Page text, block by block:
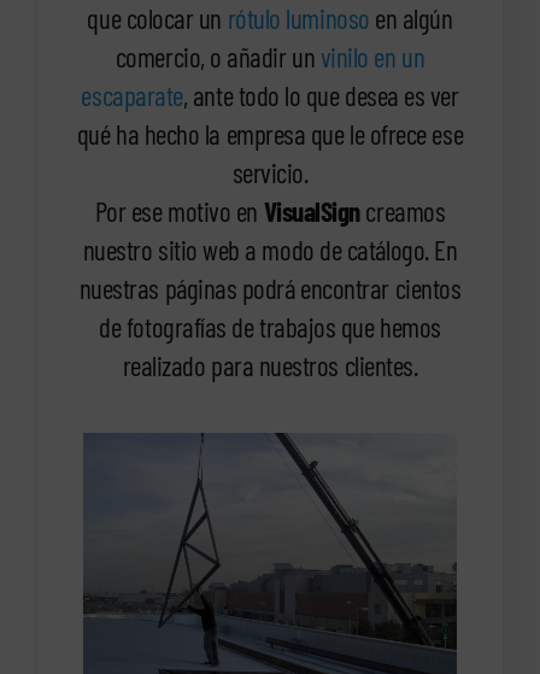
que colocar un rótulo luminoso en algún
comercio, o añadir unvinilo en un
escaparate, ante todo lo que desea es ver
qué ha hecho la empresa que le ofrece ese
servicio.
Por ese motivo en VisualSigncreamos
nuestro sitio web a modo de catálogo. En
nuestras páginas podrá encontrar cientos
de fotografías de trabajos que hemos
realizado para nuestros clientes.